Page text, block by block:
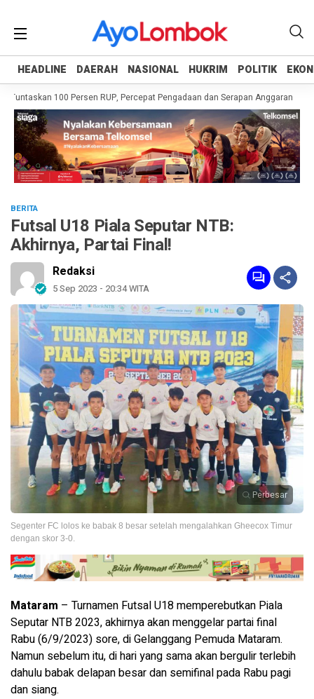
HEADLINE DAERAH NASIONAL HUKRIM POLITIK
HEADLINE DAERAH NASIONAL HUKRIM POLITIK
100 Persen RUP, Percepat Pengadaan dan Serapan Anggaran
BERITA
Futsal U18 Piala Seputar NTB:
Akhirnya, Partai Final!
Redaksi
5 Sep 2023 - 20:34 WITA
Perbesar
Segenter FC lolos ke babak 8 besar setelah mengalahkan Gheecox Timur
dengan skor 3-0.
Mataram – Turnamen Futsal U18 memperebutkan Piala
Seputar NTB 2023, akhirnya akan menggelar partai final
Rabu (6/9/2023) sore, di Gelanggang Pemuda Mataram.
Namun sebelum itu, di hari yang sama akan bergulir terlebih
dahulu babak delapan besar dan semifinal pada Rabu pagi
dan siang.